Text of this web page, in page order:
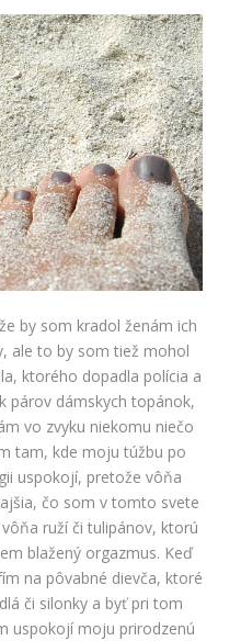
by som kradol ženám ich
ale to by som tiež mohol
ktorého dopadla polícia a
párov dámskych topánok,
vo zvyku niekomu niečo
tam, kde moju túžbu po
uspokojí, pretože vôňa
čo som v tomto svete
ruží či tulipánov, ktorú
blažený orgazmus. Keď
na pôvabné dievča, ktoré
či silonky a byť pri tom
uspokojí moju prirodzenú